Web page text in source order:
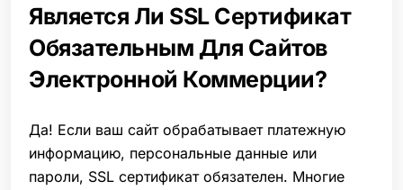
Является Ли SSL Сертификат
Обязательным Для Сайтов
Электронной Коммерции?
Да! Если ваш сайт обрабатывает платежную
информацию, персональные данные или
пароли, SSL сертификат обязателен. Многие